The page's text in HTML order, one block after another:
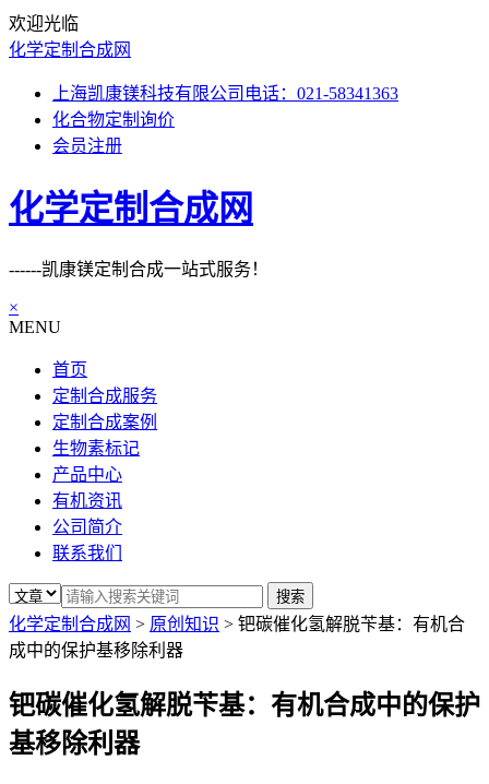
欢迎光临
化学定制合成网
上海凯康镁科技有限公司电话：021-58341363
化合物定制询价
会员注册
化学定制合成网
------凯康镁定制合成一站式服务！
×
MENU
首页
定制合成服务
定制合成案例
生物素标记
产品中心
有机资讯
公司简介
联系我们
化学定制合成网 > 原创知识 > 钯碳催化氢解脱苄基：有机合
成中的保护基移除利器
钯碳催化氢解脱苄基：有机合成中的保护
基移除利器